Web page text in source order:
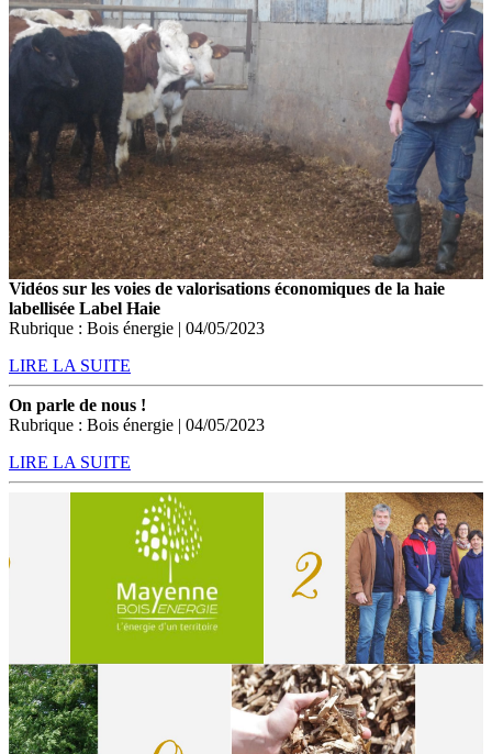
Vidéos sur les voies de valorisations économiques de la haie
labellisée Label Haie
Rubrique : Bois énergie | 04/05/2023
LIRE LA SUITE
On parle de nous !
Rubrique : Bois énergie | 04/05/2023
LIRE LA SUITE